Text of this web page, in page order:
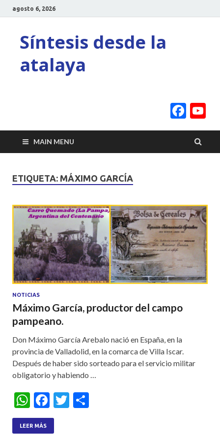
agosto 6, 2026
Síntesis desde la
atalaya
MAIN MENU
ETIQUETA: MÁXIMO GARCÍA
NOTICIAS
Máximo García, productor del campo
pampeano.
Don Máximo García Arebalo nació en España, en la
provincia de Valladolid, en la comarca de Villa Iscar.
Después de haber sido sorteado para el servicio militar
obligatorio y habiendo …
W
h
at
F
ac
e
T
LEER MÁS